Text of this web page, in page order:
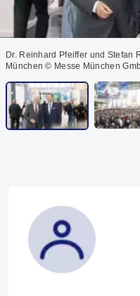
Dr. Reinhard Pfeiffer und Stefan
München © Messe München